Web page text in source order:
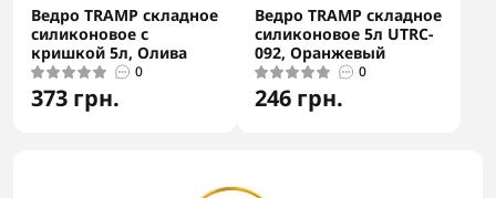
Ведро TRAMP складное
силиконовое с
кришкой 5л, Олива
0
373 грн.
Ведро TRAMP складное
силиконовое 5л UTRC-
092, Оранжевый
0
246 грн.